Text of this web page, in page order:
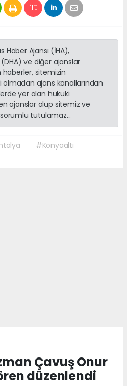
Haber Ajansı (İHA),
ve diğer ajanslar
sitemizin
ajans kanallarından
yer alan hukuki
ajanslar olup sitemiz ve
tutulamaz...
#Konyaaltı
Çavuş Onur
düzenlendi